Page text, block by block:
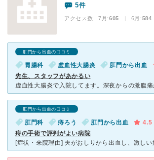
5件
アクセス数 7月:605 | 6月:584
肛門から出血の口コミ
胃腸科 虚血性大腸炎 肛門から出血
先生、スタッフがあかるい
肛門から出血の口コミ
肛門科 痔ろう 肛門から出血
4.5
痔の手術で評判がよい病院